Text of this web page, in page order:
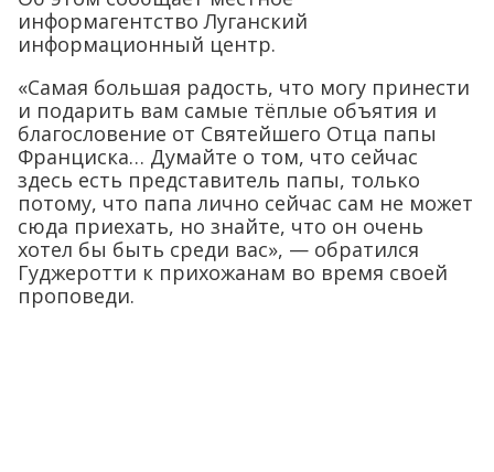
информагентство Луганский
информационный центр.
«Самая большая радость, что могу принести
и подарить вам самые тёплые объятия и
благословение от Святейшего Отца папы
Франциска… Думайте о том, что сейчас
здесь есть представитель папы, только
потому, что папа лично сейчас сам не может
сюда приехать, но знайте, что он очень
хотел бы быть среди вас», — обратился
Гуджеротти к прихожанам во время своей
проповеди.